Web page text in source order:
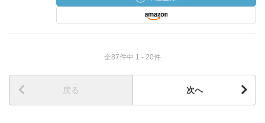
全87件中 1 - 20件
戻る 次へ